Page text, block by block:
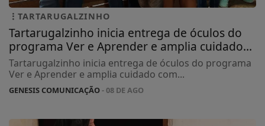
TARTARUGALZINHO
Tartarugalzinho inicia entrega de óculos do
programa Ver e Aprender e amplia cuidado...
Tartarugalzinho inicia entrega de óculos do programa
Ver e Aprender e amplia cuidado com...
GENESIS COMUNICAÇÃO- 08 DE AGO